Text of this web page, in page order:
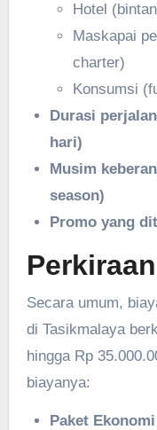
Hotel
Maskapai
charter)
Konsumsi
Durasi
hari)
Musim
season)
Promo yang
Secara umum,
di Tasikmalaya
hingga Rp
biayanya:
Paket